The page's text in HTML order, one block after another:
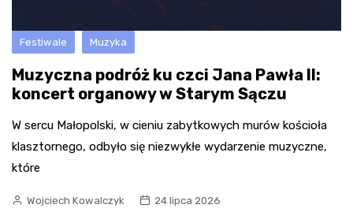
Festiwale Muzyka
Muzyczna podróż ku czci Jana Pawła II:
koncert organowy w Starym Sączu
W sercu Małopolski, w cieniu zabytkowych murów kościoła
klasztornego, odbyło się niezwykłe wydarzenie muzyczne,
które
Wojciech Kowalczyk 24 lipca 2026